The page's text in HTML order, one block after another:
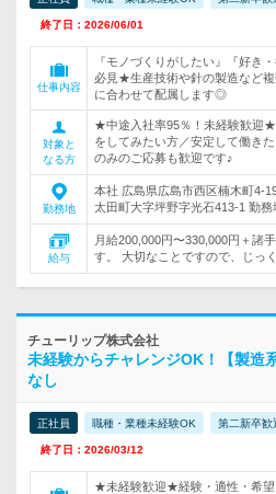
終了日：2026/06/01
仕事内容
『モノづくりがしたい』『好き
必見★生産技術や針の製造など
に合わせて配属します◎
対象と
なる方
★中途入社率95％！未経験歓迎★
をしてみたい方／安定して働き
のみのご応募も歓迎です♪
勤務地
本社 広島県広島市西区楠木町4-
太田町大字坪野字光石413-1 勤務
給与
月給200,000円〜330,000円＋諸
す。 大切なことですので、じっ
チューリップ株式会社
未経験からチャレンジOK！【製造
なし
正社員 職種・業種未経験OK 第二新卒歓
終了日：2026/03/12
★未経験歓迎★経験・適性・希望